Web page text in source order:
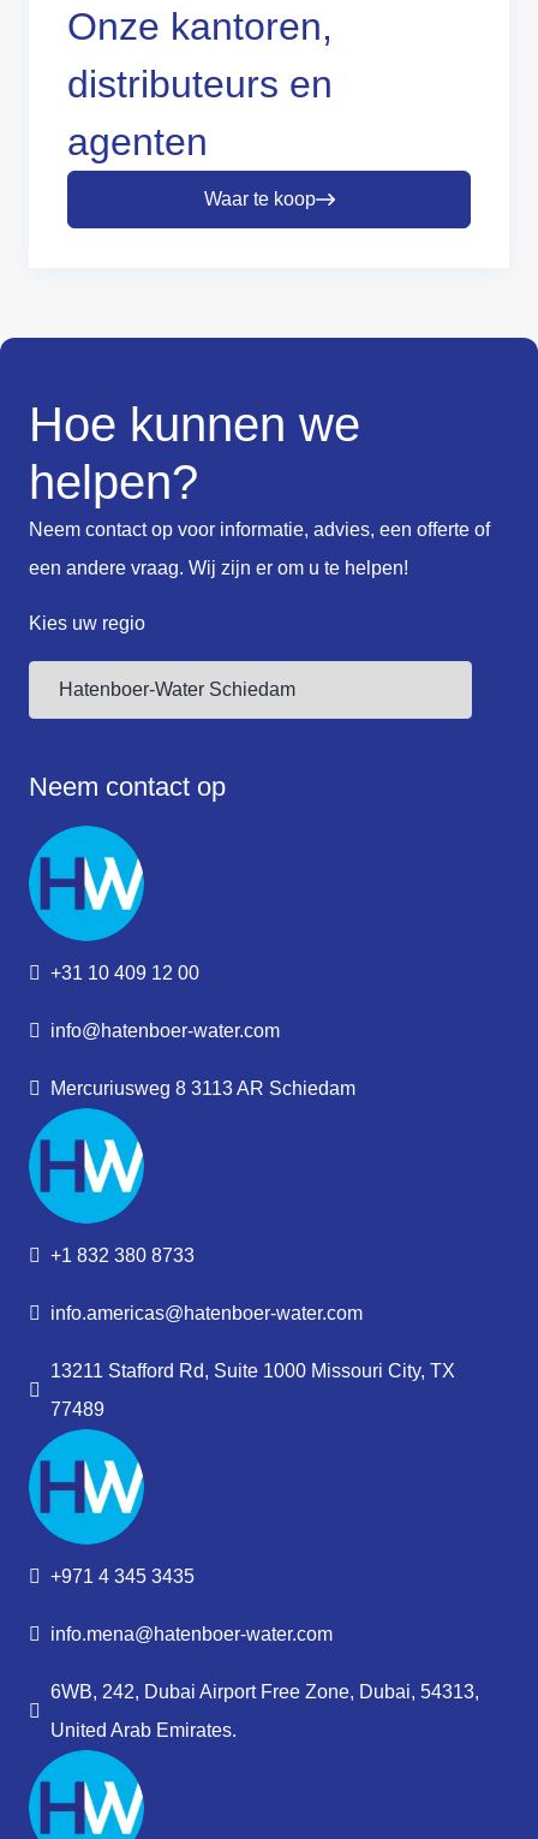
Onze kantoren,
distributeurs en
agenten
Waar te koop
Hoe kunnen we
helpen?
Neem contact op voor informatie, advies, een offerte of
een andere vraag. Wij zijn er om u te helpen!
Kies uw regio
Neem contact op
+31 10 409 12 00
info@hatenboer-water.com
Mercuriusweg 8 3113 AR Schiedam
+1 832 380 8733
info.americas@hatenboer-water.com
13211 Stafford Rd, Suite 1000 Missouri City, TX
77489
+971 4 345 3435
info.mena@hatenboer-water.com
6WB, 242, Dubai Airport Free Zone, Dubai, 54313,
United Arab Emirates.